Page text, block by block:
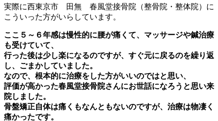
実際に西東京市 田無 春風堂接骨院（整骨院・整体院）に
こういった方がいらしています。
ここ５～６年感は慢性的に腰が痛くて、マッサージや鍼治療
も受けていて、
行った後は少し楽になるのですが、すぐ元に戻るのを繰り返
し、ごまかしていました。
なので、根本的に治療をした方がいいのではと思い、
評価が高かった春風堂接骨院さんにお世話になろうと思い来
院しました。
骨盤矯正自体は痛くもなんともないのですが、治療は物凄く
痛かったです。